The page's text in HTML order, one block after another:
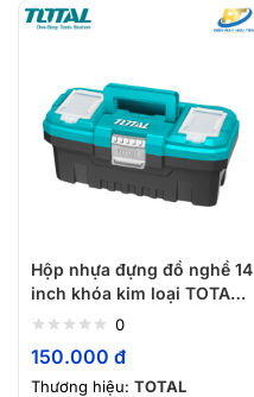
Hộp nhựa đựng đồ nghề 14
inch khóa kim loại TOTAL
TPBX0142
0
150.000 đ
Thương hiệu: TOTAL